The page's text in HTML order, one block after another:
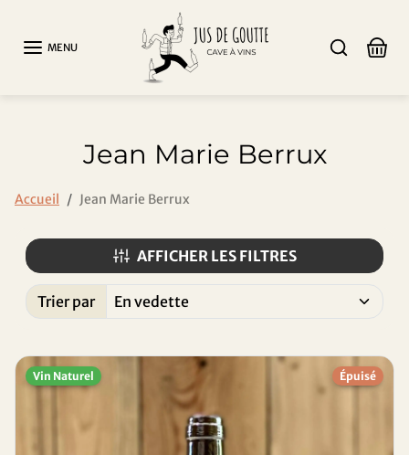
MENU
Jean Marie Berrux
Accueil Jean Marie Berrux
AFFICHER LES FILTRES
Trier par
Vin Naturel Épuisé